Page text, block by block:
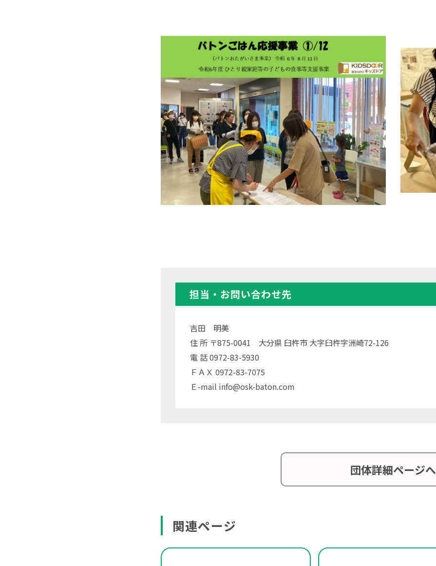
担当・お問い合わせ先
吉田 明美
住 所 〒875-0041 大分県 臼杵市 大字臼杵字洲崎72-126
電 話 0972-83-5930
ＦＡＸ 0972-83-7075
Ｅ-mail info@osk-baton.com
団体詳細ページへ
関連ページ